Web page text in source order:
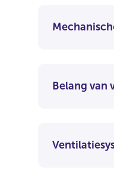
Belang van